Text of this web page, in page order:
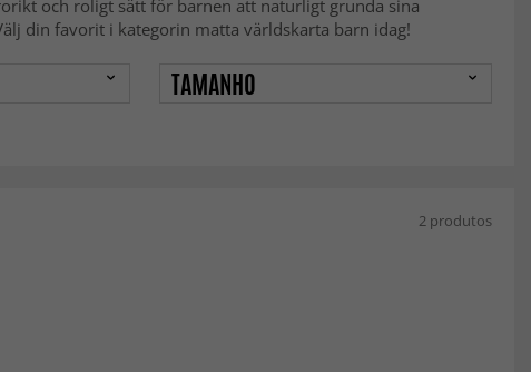
och roligt sätt för barnen att naturligt grunda sina
din favorit i kategorin matta världskarta barn idag!
TAMANHO
2 produtos